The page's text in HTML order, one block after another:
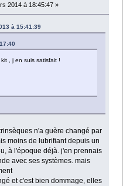
2014 à 18:45:47 »
à 15:41:39
, j en suis satisfait !
n'a guère changé par
moins de lubrifiant depuis un
à l'époque déjà. j'en prennais
avec ses systèmes. mais
et c'est bien dommage, elles